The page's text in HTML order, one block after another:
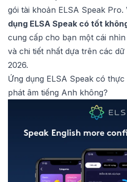
gói tài khoản ELSA Speak Pro.
dụng ELSA Speak có tốt
cung cấp cho bạn một cái
và chi tiết nhất dựa trên các
2026.
Ứng dụng ELSA Speak có
phát âm tiếng Anh không?